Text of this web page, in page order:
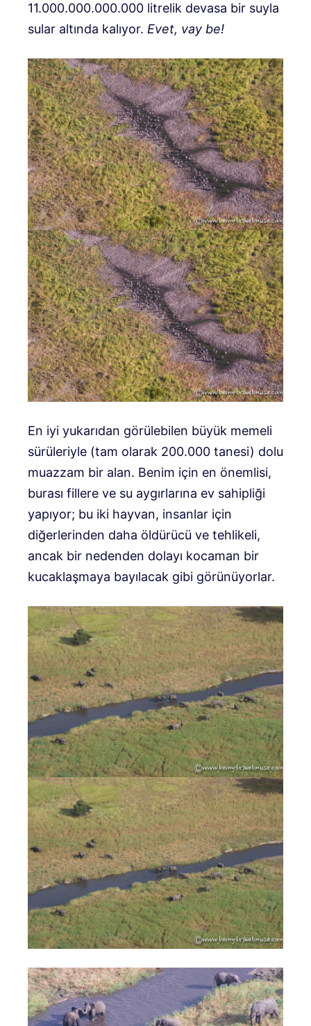
11.000.000.000.000 litrelik devasa bir suyla
sular altında kalıyor. Evet, vay be!
En iyi yukarıdan görülebilen büyük memeli
sürüleriyle (tam olarak 200.000 tanesi) dolu
muazzam bir alan. Benim için en önemlisi,
burası fillere ve su aygırlarına ev sahipliği
yapıyor; bu iki hayvan, insanlar için
diğerlerinden daha öldürücü ve tehlikeli,
ancak bir nedenden dolayı kocaman bir
kucaklaşmaya bayılacak gibi görünüyorlar.